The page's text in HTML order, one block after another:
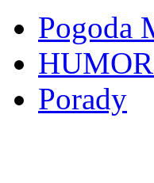
Pogoda
Porady